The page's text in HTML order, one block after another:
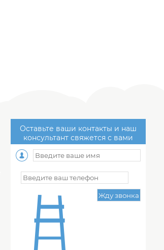
Оставьте ваши контакты и наш
консультант свяжется с вами